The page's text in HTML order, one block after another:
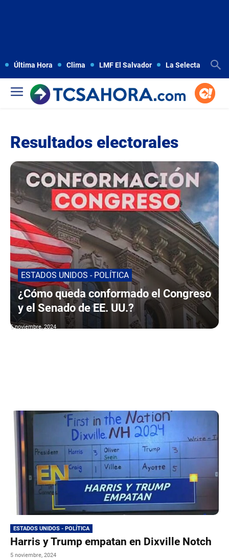
Última Hora Clima LMF El Salvador La Selecta
Resultados electorales
ESTADOS UNIDOS - POLÍTICA
¿Cómo queda conformado el Congreso
y el Senado de EE. UU.?
6 noviembre, 2024
ESTADOS UNIDOS - POLÍTICA
Harris y Trump empatan en Dixville Notch
5 noviembre, 2024